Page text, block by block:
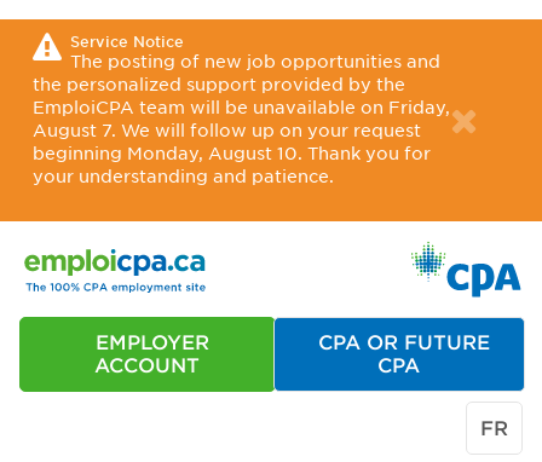
Service Notice
The posting of new job opportunities and
the personalized support provided by the
EmploiCPA team will be unavailable on Friday,
August 7. We will follow up on your request
beginning Monday, August 10. Thank you for
your understanding and patience.
EMPLOYER
ACCOUNT
CPA OR FUTURE
CPA
FR